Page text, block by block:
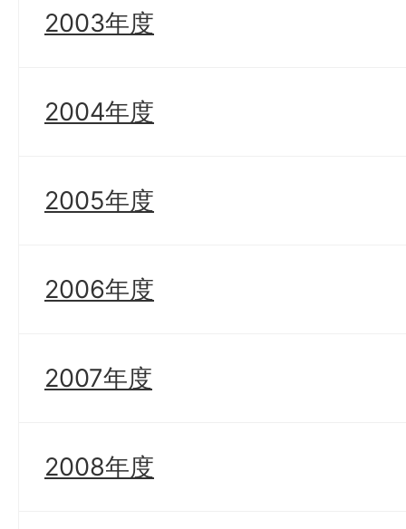
2003年度
2004年度
2005年度
2006年度
2007年度
2008年度